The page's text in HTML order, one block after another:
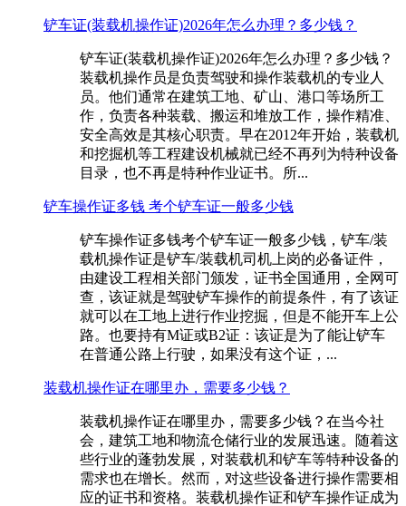
铲车证(装载机操作证)2026年怎么办理？多少钱？
铲车证(装载机操作证)2026年怎么办理？多少钱？
装载机操作员是负责驾驶和操作装载机的专业人
员。他们通常在建筑工地、矿山、港口等场所工
作，负责各种装载、搬运和堆放工作，操作精准、
安全高效是其核心职责。早在2012年开始，装载机
和挖掘机等工程建设机械就已经不再列为特种设备
目录，也不再是特种作业证书。所...
铲车操作证多钱 考个铲车证一般多少钱
铲车操作证多钱考个铲车证一般多少钱，铲车/装
载机操作证是铲车/装载机司机上岗的必备证件，
由建设工程相关部门颁发，证书全国通用，全网可
查，该证就是驾驶铲车操作的前提条件，有了该证
就可以在工地上进行作业挖掘，但是不能开车上公
路。也要持有M证或B2证：该证是为了能让铲车
在普通公路上行驶，如果没有这个证，...
装载机操作证在哪里办，需要多少钱？
装载机操作证在哪里办，需要多少钱？在当今社
会，建筑工地和物流仓储行业的发展迅速。随着这
些行业的蓬勃发展，对装载机和铲车等特种设备的
需求也在增长。然而，对这些设备进行操作需要相
应的证书和资格。装载机操作证和铲车操作证成为